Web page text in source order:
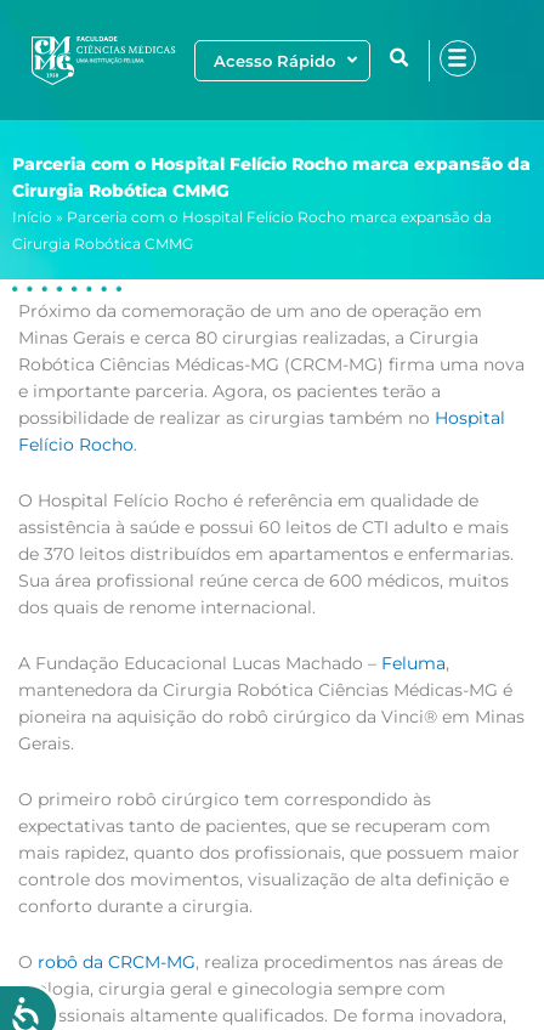
para
Acesso Rápido
Parceria com o Hospital Felício Rocho marca expansão da
Cirurgia Robótica CMMG
Início » Parceria com o Hospital Felício Rocho marca expansão da
Cirurgia Robótica CMMG
Próximo da comemoração de um ano de operação em
Minas Gerais e cerca 80 cirurgias realizadas, a Cirurgia
Robótica Ciências Médicas-MG (CRCM-MG) firma uma nova
e importante parceria. Agora, os pacientes terão a
possibilidade de realizar as cirurgias também no Hospital
Felício Rocho.
O Hospital Felício Rocho é referência em qualidade de
assistência à saúde e possui 60 leitos de CTI adulto e mais
de 370 leitos distribuídos em apartamentos e enfermarias.
Sua área profissional reúne cerca de 600 médicos, muitos
dos quais de renome internacional.
A Fundação Educacional Lucas Machado – Feluma,
mantenedora da Cirurgia Robótica Ciências Médicas-MG é
pioneira na aquisição do robô cirúrgico da Vinci® em Minas
Gerais.
O primeiro robô cirúrgico tem correspondido às
expectativas tanto de pacientes, que se recuperam com
mais rapidez, quanto dos profissionais, que possuem maior
controle dos movimentos, visualização de alta definição e
conforto durante a cirurgia.
O robô da CRCM-MG, realiza procedimentos nas áreas de
urologia, cirurgia geral e ginecologia sempre com
profissionais altamente qualificados. De forma inovadora,